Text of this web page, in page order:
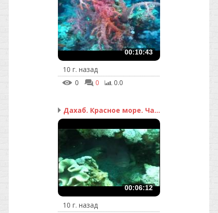
00:10:43
10 г. назад
0
0 0.0
Дахаб. Красное море. Ча...
00:06:12
10 г. назад